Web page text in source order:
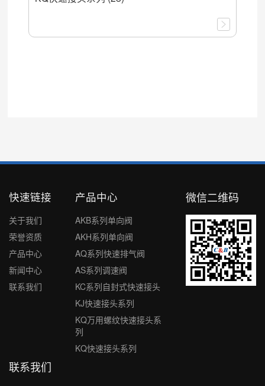
快速链接
关于我们
荣誉资质
产品中心
新闻中心
联系我们
产品中心
AKB系列单向阀
AKH系列单向阀
AQ系列快速排气阀
AS系列调速阀
KC系列自封式快速接头
KJ快速接头系列
KQ万用螺纹快速接头系
列
KQ快速接头系列
微信二维码
联系我们